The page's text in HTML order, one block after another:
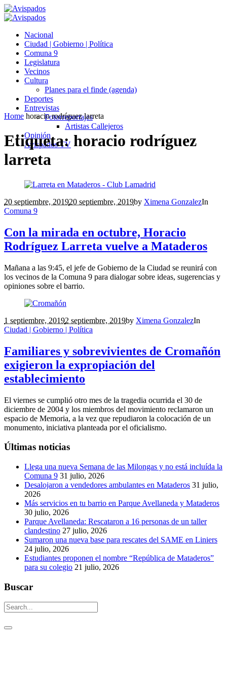
Nacional
Ciudad | Gobierno | Política
Comuna 9
Legislatura
Vecinos
Cultura
Planes para el finde (agenda)
Deportes
Entrevistas
Fotorreportajes
Artistas Callejeros
Opinión
Avispados TV
Home horacio rodríguez larreta
Etiqueta:horacio rodríguez
larreta
20 septiembre, 201920 septiembre, 2019by Ximena GonzalezIn
Comuna 9
Con la mirada en octubre, Horacio
Rodríguez Larreta vuelve a Mataderos
Mañana a las 9:45, el jefe de Gobierno de la Ciudad se reunirá con
los vecinos de la Comuna 9 para dialogar sobre ideas, sugerencias y
opiniones sobre el barrio.
1 septiembre, 20192 septiembre, 2019by Ximena GonzalezIn
Ciudad | Gobierno | Política
Familiares y sobrevivientes de Cromañón
exigieron la expropiación del
establecimiento
El viernes se cumplió otro mes de la tragedia ocurrida el 30 de
diciembre de 2004 y los miembros del movimiento reclamaron un
espacio de Memoria, a la vez que repudiaron la colocación de un
monumento, iniciativa planteada por el oficialismo.
Últimas noticias
Llega una nueva Semana de las Milongas y no está incluída la
Comuna 9 31 julio, 2026
Desalojaron a vendedores ambulantes en Mataderos 31 julio,
2026
Más servicios en tu barrio en Parque Avellaneda y Mataderos
30 julio, 2026
Parque Avellaneda: Rescataron a 16 personas de un taller
clandestino 27 julio, 2026
Sumaron una nueva base para rescates del SAME en Liniers
24 julio, 2026
Estudiantes proponen el nombre “República de Mataderos”
para su colegio 21 julio, 2026
Buscar